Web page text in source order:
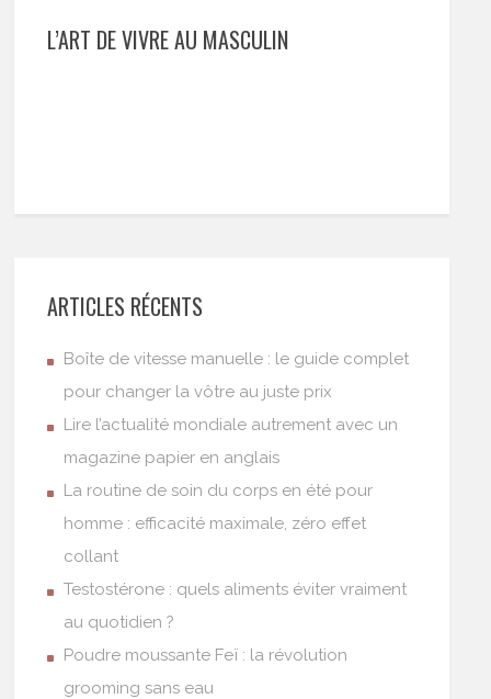
L’ART DE VIVRE AU MASCULIN
ARTICLES RÉCENTS
Boîte de vitesse manuelle : le guide complet
pour changer la vôtre au juste prix
Lire l’actualité mondiale autrement avec un
magazine papier en anglais
La routine de soin du corps en été pour
homme : efficacité maximale, zéro effet
collant
Testostérone : quels aliments éviter vraiment
au quotidien ?
Poudre moussante Feï : la révolution
grooming sans eau